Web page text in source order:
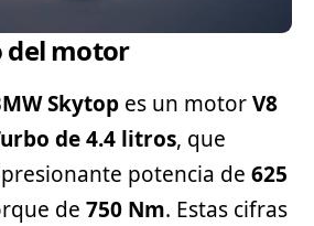
del motor
Skytop es un motorV8
de 4.4 litros, que
potencia de 625
de 750 Nm. Estas cifras